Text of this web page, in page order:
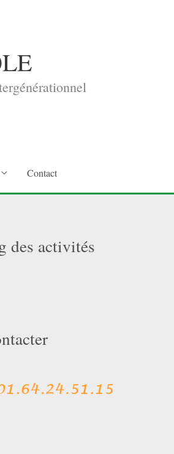
Contact
des activités